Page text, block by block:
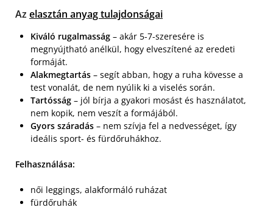
Az elasztán anyag tulajdonságai
Kiváló rugalmasság – akár 5-7-szeresére is
megnyújtható anélkül, hogy elveszítené az eredeti
formáját.
Alakmegtartás – segít abban, hogy a ruha kövesse a
test vonalát, de nem nyúlik ki a viselés során.
Tartósság – jól bírja a gyakori mosást és használatot,
nem kopik, nem veszít a formájából.
Gyors száradás – nem szívja fel a nedvességet, így
ideális sport- és fürdőruhákhoz.
Felhasználása:
női leggings, alakformáló ruházat
fürdőruhák